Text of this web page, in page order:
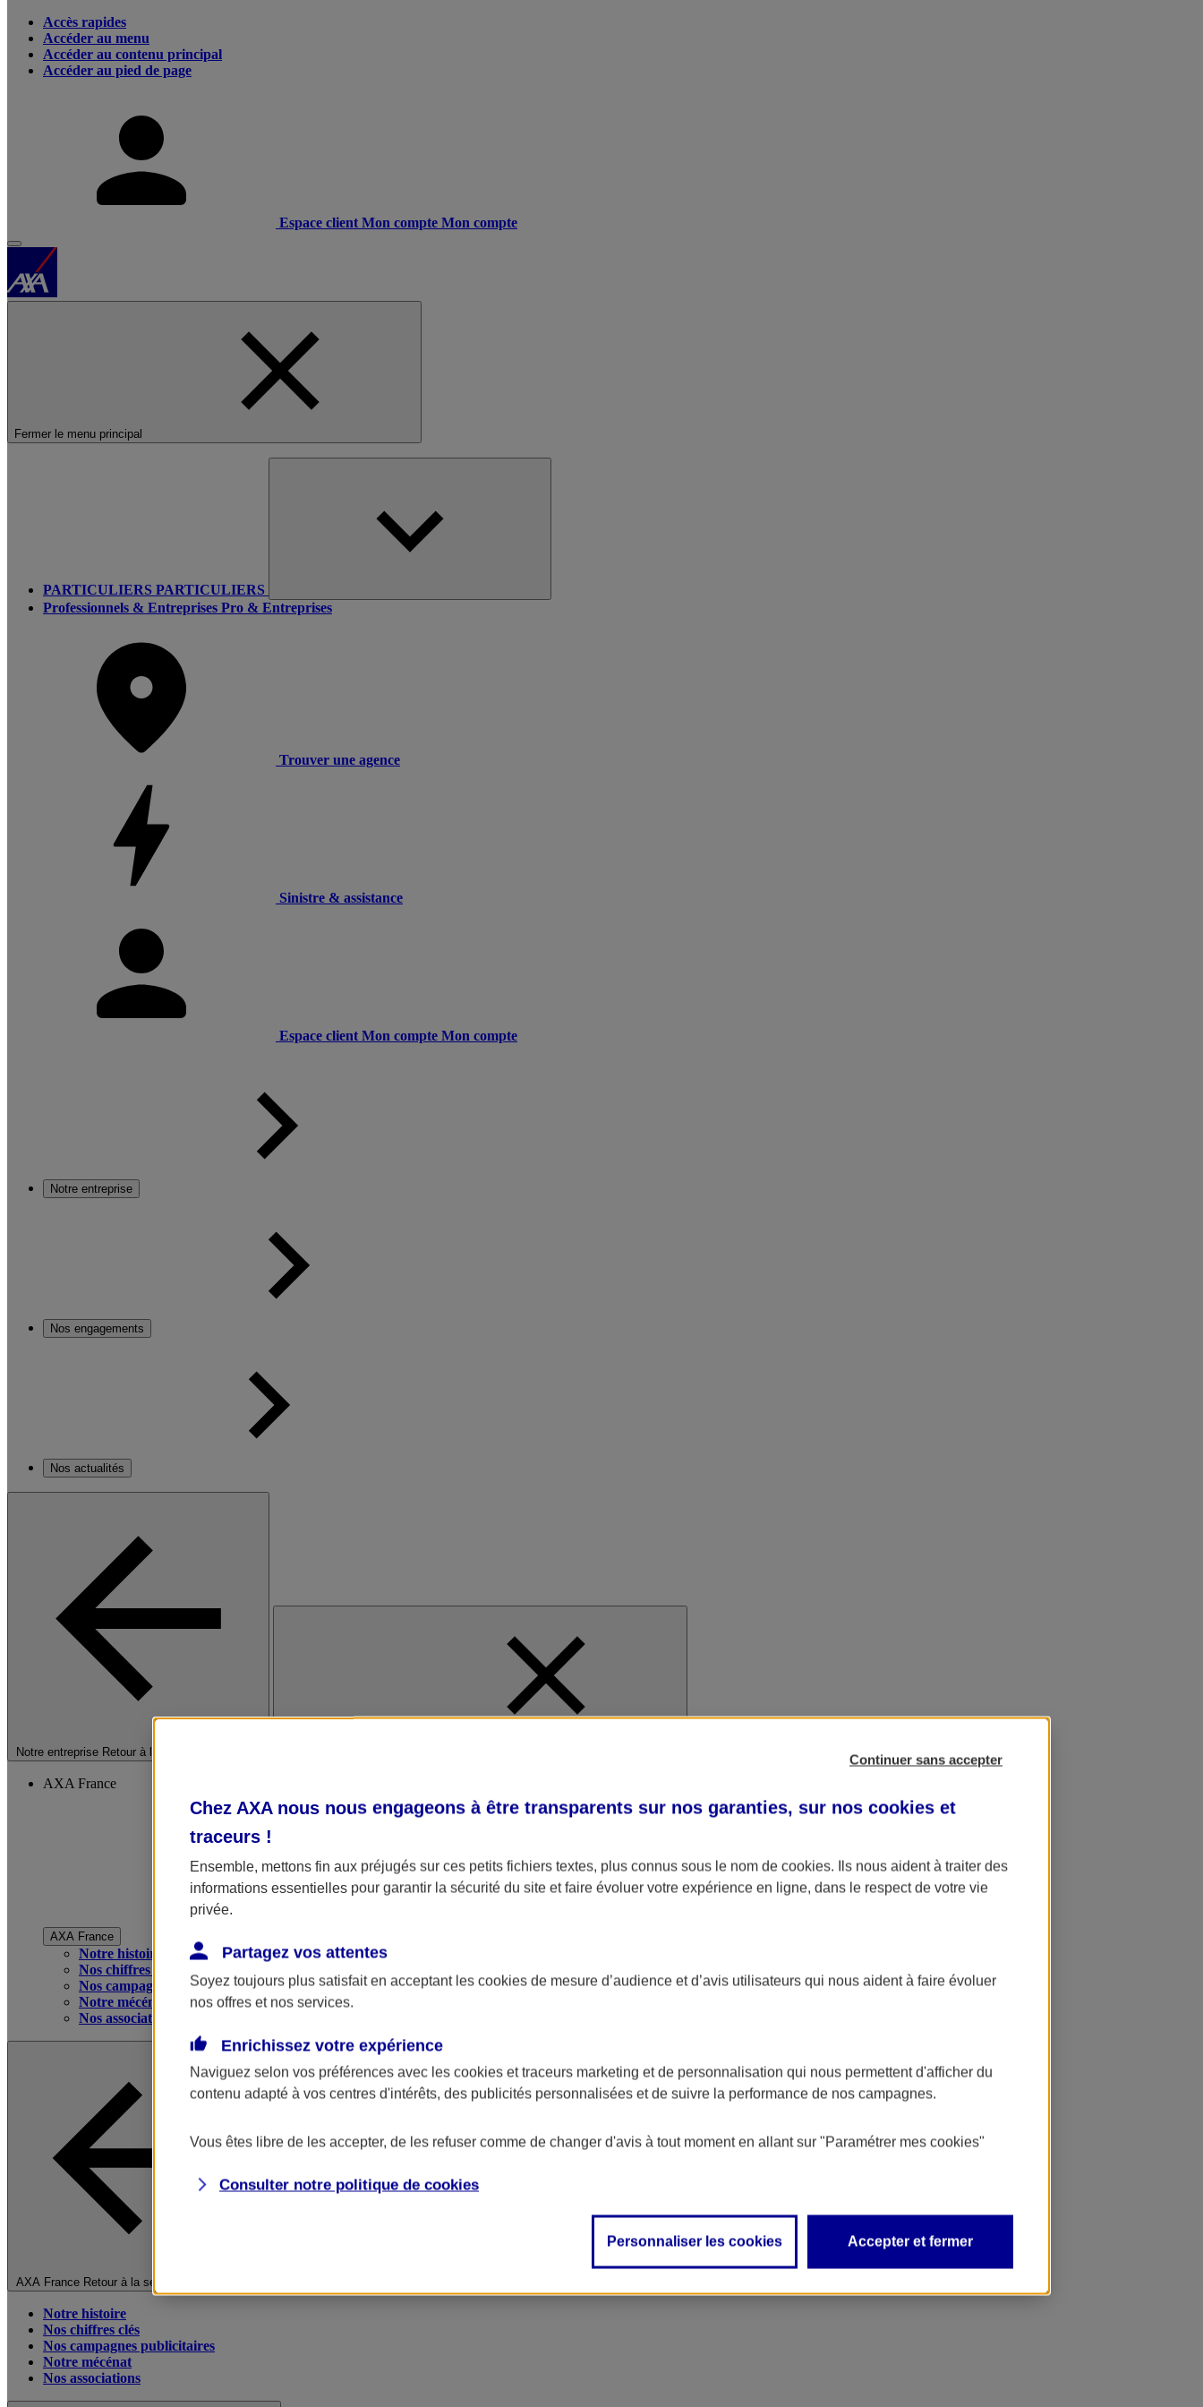
Accès rapides
Accéder au menu
Accéder au contenu principal
Accéder au pied de page
Espace client Mon compte Mon compte
Fermer le menu principal
PARTICULIERS PARTICULIERS
Professionnels & Entreprises Pro & Entreprises
Trouver une agence
Sinistre & assistance
Espace client Mon compte Mon compte
Notre entreprise
Nos engagements
Nos actualités
Notre entreprise Retour à la section précédente
AXA France
AXA France
Notre histoire
Nos chiffres clés
Nos campagnes publicitaires
Notre mécénat
Nos associations
AXA France Retour à la section précédente
Notre histoire
Nos chiffres clés
Nos campagnes publicitaires
Notre mécénat
Nos associations
Continuer sans accepter
Chez AXA nous nous engageons à être transparents sur nos garanties, sur nos cookies et
traceurs !
Ensemble, mettons fin aux préjugés sur ces petits fichiers textes, plus connus sous le nom de cookies. Ils nous aident à traiter des
informations essentielles pour garantir la sécurité du site et faire évoluer votre expérience en ligne, dans le respect de votre vie
privée.
Partagez vos attentes
Soyez toujours plus satisfait en acceptant les cookies de mesure d’audience et d’avis utilisateurs qui nous aident à faire évoluer
nos offres et nos services.
Enrichissez votre expérience
Naviguez selon vos préférences avec les cookies et traceurs marketing et de personnalisation qui nous permettent d'afficher du
contenu adapté à vos centres d'intérêts, des publicités personnalisées et de suivre la performance de nos campagnes.
Vous êtes libre de les accepter, de les refuser comme de changer d'avis à tout moment en allant sur "Paramétrer mes cookies"
Consulter notre politique de cookies
Personnaliser les cookies Accepter et fermer